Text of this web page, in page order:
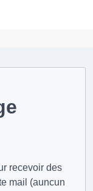
recevoir des
mail (auncun